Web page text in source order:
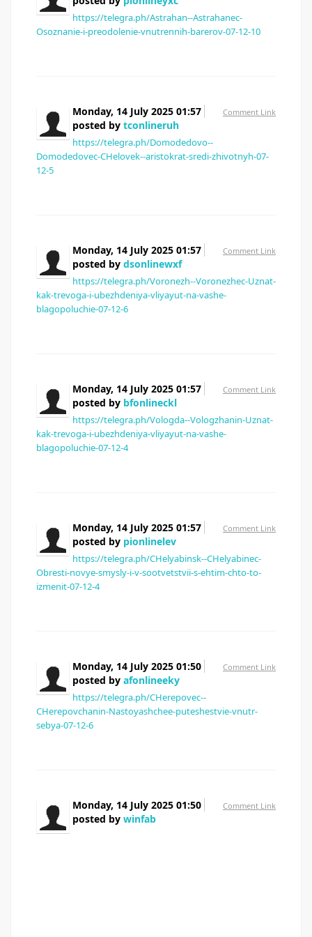
https://telegra.ph/Astrahan--Astrahanec-
Osoznanie-i-preodolenie-vnutrennih-barerov-07-12-10
Comment Link
Monday, 14 July 2025 01:57
posted by tconlineruh
https://telegra.ph/Domodedovo--
Domodedovec-CHelovek--aristokrat-sredi-zhivotnyh-07-
12-5
Comment Link
Monday, 14 July 2025 01:57
posted by dsonlinewxf
https://telegra.ph/Voronezh--Voronezhec-Uznat-
kak-trevoga-i-ubezhdeniya-vliyayut-na-vashe-
blagopoluchie-07-12-6
Comment Link
Monday, 14 July 2025 01:57
posted by bfonlineckl
https://telegra.ph/Vologda--Vologzhanin-Uznat-
kak-trevoga-i-ubezhdeniya-vliyayut-na-vashe-
blagopoluchie-07-12-4
Comment Link
Monday, 14 July 2025 01:57
posted by pionlinelev
https://telegra.ph/CHelyabinsk--CHelyabinec-
Obresti-novye-smysly-i-v-sootvetstvii-s-ehtim-chto-to-
izmenit-07-12-4
Comment Link
Monday, 14 July 2025 01:50
posted by afonlineeky
https://telegra.ph/CHerepovec--
CHerepovchanin-Nastoyashchee-puteshestvie-vnutr-
sebya-07-12-6
Comment Link
Monday, 14 July 2025 01:50
posted by winfab